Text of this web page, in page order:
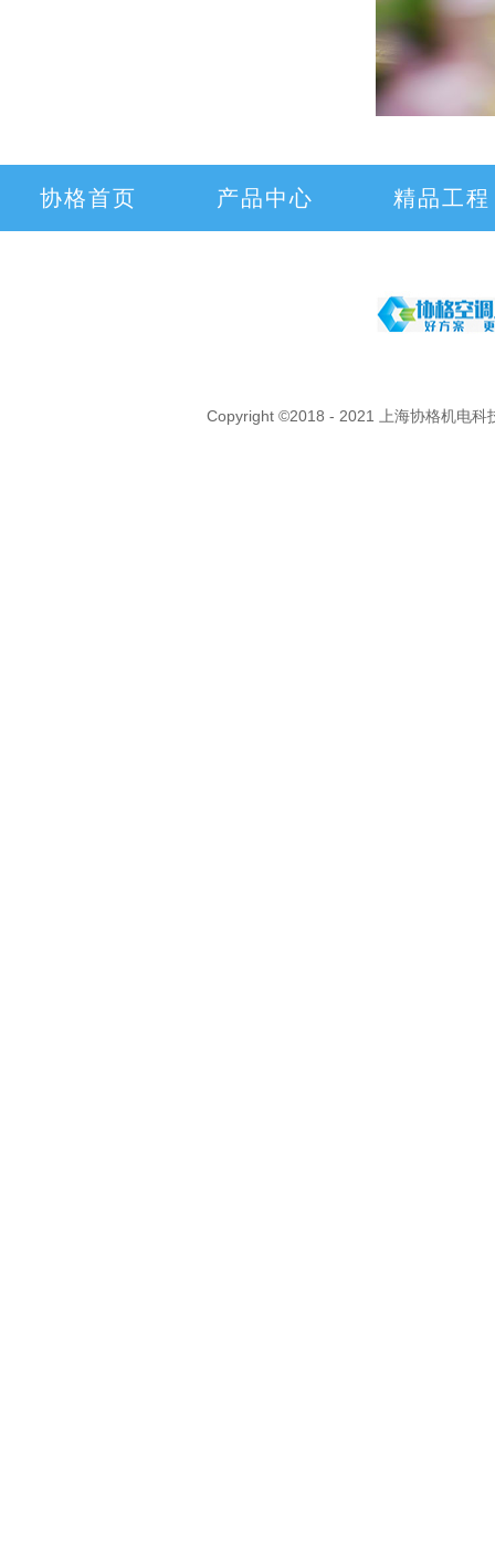
协格首页 产品中心 精品工程
Copyright ©2018 - 2021 上海协格机电